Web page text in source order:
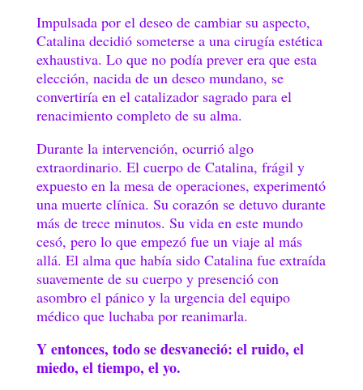
Impulsada por el deseo de cambiar su aspecto,
Catalina decidió someterse a una cirugía estética
exhaustiva. Lo que no podía prever era que esta
elección, nacida de un deseo mundano, se
convertiría en el catalizador sagrado para el
renacimiento completo de su alma.
Durante la intervención, ocurrió algo
extraordinario. El cuerpo de Catalina, frágil y
expuesto en la mesa de operaciones, experimentó
una muerte clínica. Su corazón se detuvo durante
más de trece minutos. Su vida en este mundo
cesó, pero lo que empezó fue un viaje al más
allá. El alma que había sido Catalina fue extraída
suavemente de su cuerpo y presenció con
asombro el pánico y la urgencia del equipo
médico que luchaba por reanimarla.
Y entonces, todo se desvaneció: el ruido, el
miedo, el tiempo, el yo.